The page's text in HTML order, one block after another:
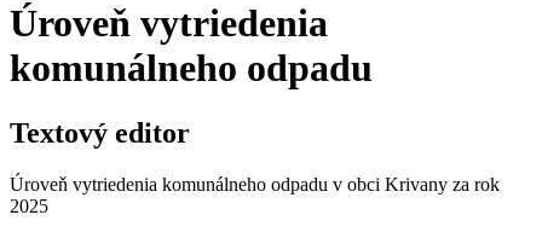
Úroveň vytriedenia
komunálneho odpadu
Textový editor
Úroveň vytriedenia komunálneho odpadu v obci Krivany za rok
2025